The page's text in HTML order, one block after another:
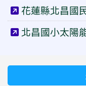
花蓮縣北昌國
北昌國小太陽